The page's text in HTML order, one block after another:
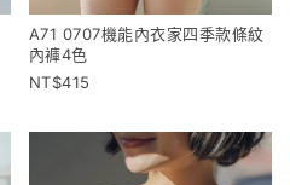
A71 0707機能內衣家四季款條紋
內褲4色
415